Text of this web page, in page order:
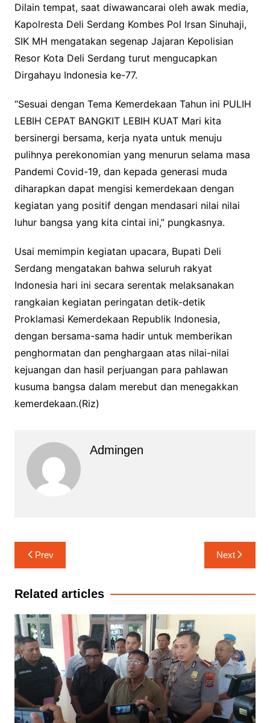
Dilain tempat, saat diwawancarai oleh awak media,
Kapolresta Deli Serdang Kombes Pol Irsan Sinuhaji,
SIK MH mengatakan segenap Jajaran Kepolisian
Resor Kota Deli Serdang turut mengucapkan
Dirgahayu Indonesia ke-77.
“Sesuai dengan Tema Kemerdekaan Tahun ini PULIH
LEBIH CEPAT BANGKIT LEBIH KUAT Mari kita
bersinergi bersama, kerja nyata untuk menuju
pulihnya perekonomian yang menurun selama masa
Pandemi Covid-19, dan kepada generasi muda
diharapkan dapat mengisi kemerdekaan dengan
kegiatan yang positif dengan mendasari nilai nilai
luhur bangsa yang kita cintai ini,” pungkasnya.
Usai memimpin kegiatan upacara, Bupati Deli
Serdang mengatakan bahwa seluruh rakyat
Indonesia hari ini secara serentak melaksanakan
rangkaian kegiatan peringatan detik-detik
Proklamasi Kemerdekaan Republik Indonesia,
dengan bersama-sama hadir untuk memberikan
penghormatan dan penghargaan atas nilai-nilai
kejuangan dan hasil perjuangan para pahlawan
kusuma bangsa dalam merebut dan menegakkan
kemerdekaan.(Riz)
Admingen
Navigasi
pos
Prev Next
Related articles